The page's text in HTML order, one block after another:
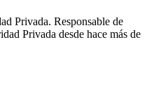
Privada. Responsable de
Privada desde hace más de